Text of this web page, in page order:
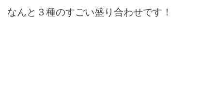
なんと３種のすごい盛り合わせです！